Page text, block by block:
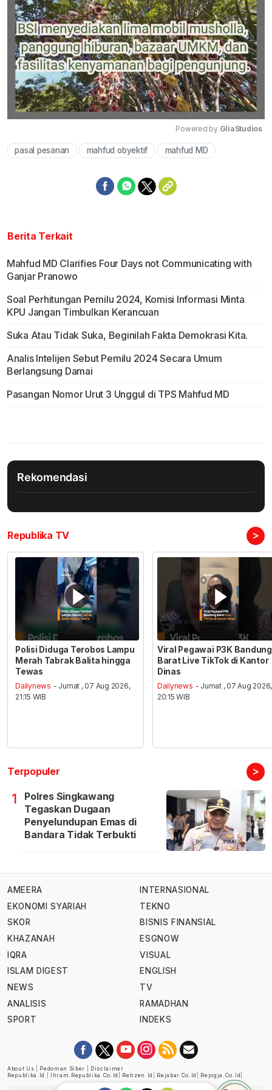
Powered by GliaStudios
pasal pesanan mahfud obyektif mahfud MD
Berita Terkait
Mahfud MD Clarifies Four Days not Communicating with
Ganjar Pranowo
Soal Perhitungan Pemilu 2024, Komisi Informasi Minta
KPU Jangan Timbulkan Kerancuan
Suka Atau Tidak Suka, Beginilah Fakta Demokrasi Kita.
Analis Intelijen Sebut Pemilu 2024 Secara Umum
Berlangsung Damai
Pasangan Nomor Urut 3 Unggul di TPS Mahfud MD
Rekomendasi
Republika TV >
Polisi Diduga Terobos Lampu
Merah Tabrak Balita hingga
Tewas
Dailynews - Jumat , 07 Aug 2026,
21:15 WIB
Viral Pegawai P3K Bandung
Barat Live TikTok di Kantor
Dinas
Dailynews - Jumat , 07 Aug 2026,
20:15 WIB
Terpopuler >
1
Polres Singkawang
Tegaskan Dugaan
Penyelundupan Emas di
Bandara Tidak Terbukti
AMEERA
EKONOMI SYARIAH
SKOR
KHAZANAH
IQRA
ISLAM DIGEST
NEWS
ANALISIS
SPORT
INTERNASIONAL
TEKNO
BISNIS FINANSIAL
ESGNOW
VISUAL
ENGLISH
TV
RAMADHAN
INDEKS
About Us Pedoman Siber
Disclaimer
Republika.id
Ihram.republika.co.id Retizen.id Rejabar.co.id Rejogja.co.id